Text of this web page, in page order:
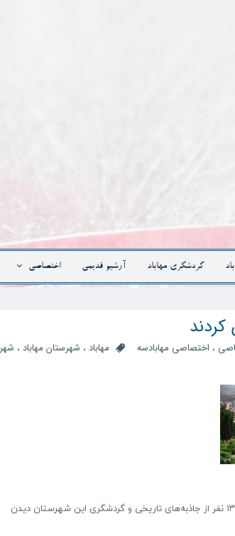
گردشگری مهاباد آرشیو قدیمی اختصاصی
، اختصاصی مهابادسه مهاباد ، شهرستان مهاباد ، شهر
رئیس اداره میراث‌فرهنگی، گردشگری و صنایع‌دستی مهاباد گفت: تاکنون بیش از ۴۳ هزار و ۱۳۹ نفر از جاذبه‌های تاریخی و گردشگری این شهرستان دیدن